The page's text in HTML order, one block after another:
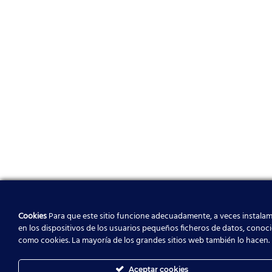
CookiesPara que este sitio funcione adecuadamente, a veces
en los dispositivos de los usuarios pequeños ficheros de datos,
como cookies. La mayoría de los grandes sitios web también lo hacen.
Aceptar cookies